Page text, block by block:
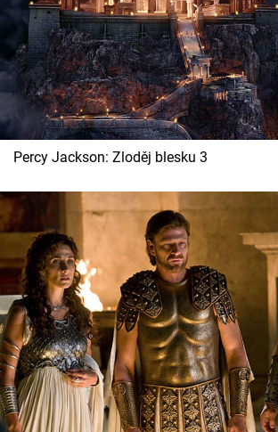
Percy Jackson: Zloděj blesku 3